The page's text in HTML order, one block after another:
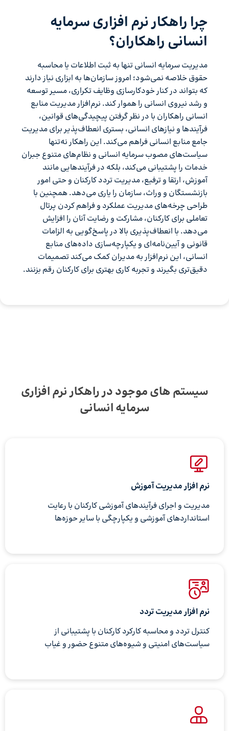
چرا راهکار نرم افزاری سرمایه
انسانی راهکاران؟
مدیریت سرمایه انسانی تنها به ثبت اطلاعات یا محاسبه
حقوق خلاصه نمی‌شود؛ امروز سازمان‌ها به ابزاری نیاز دارند
که بتواند در کنار خودکارسازی وظایف تکراری، مسیر توسعه
و رشد نیروی انسانی را هموار کند. نرم‌افزار مدیریت منابع
انسانی راهکاران با در نظر گرفتن پیچیدگی‌های قوانین،
فرآیندها و نیازهای انسانی، بستری انعطاف‌پذیر برای مدیریت
جامع منابع انسانی فراهم می‌کند. این راهکار نه‌تنها
سیاست‌های مصوب سرمایه انسانی و نظام‌های متنوع جبران
خدمات را پشتیبانی می‌کند، بلکه در فرآیندهایی مانند
آموزش، ارتقا و ترفیع، مدیریت تردد کارکنان و حتی امور
بازنشستگان و وراث، سازمان را یاری می‌دهد. همچنین با
طراحی چرخه‌های مدیریت عملکرد و فراهم کردن پرتال
تعاملی برای کارکنان، مشارکت و رضایت آنان را افزایش
می‌دهد. با انعطاف‌پذیری بالا در پاسخ‌گویی به الزامات
قانونی و آیین‌نامه‌ای و یکپارچه‌سازی داده‌های منابع
انسانی، این نرم‌افزار به مدیران کمک می‌کند تصمیمات
دقیق‌تری بگیرند و تجربه کاری بهتری برای کارکنان رقم بزنند.
سیستم های موجود در راهکار نرم افزاری
سرمایه انسانی
نرم افزار مدیریت آموزش
مدیریت و اجرای فرآیندهای آموزشی کارکنان با رعایت
استانداردهای آموزشی و یکپارچگی با سایر حوزه‌ها
نرم افزار مدیریت تردد
کنترل تردد و محاسبه کارکرد کارکنان با پشتیبانی از
سیاست‌های امنیتی و شیوه‌های متنوع حضور و غیاب